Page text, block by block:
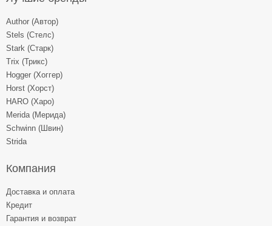
Author (Автор)
Stels (Стелс)
Stark (Старк)
Trix (Трикс)
Hogger (Хоггер)
Horst (Хорст)
HARO (Харо)
Merida (Мерида)
Schwinn (Швин)
Strida
Компания
Доставка и оплата
Кредит
Гарантия и возврат